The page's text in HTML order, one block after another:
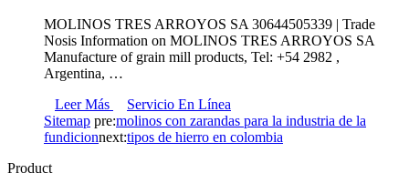
MOLINOS TRES ARROYOS SA 30644505339 | Trade
Nosis Information on MOLINOS TRES ARROYOS SA
Manufacture of grain mill products, Tel: +54 2982 ,
Argentina, …
Leer Más
Servicio En Línea
Sitemap pre:molinos con zarandas para la industria de la
fundicionnext:tipos de hierro en colombia
Product